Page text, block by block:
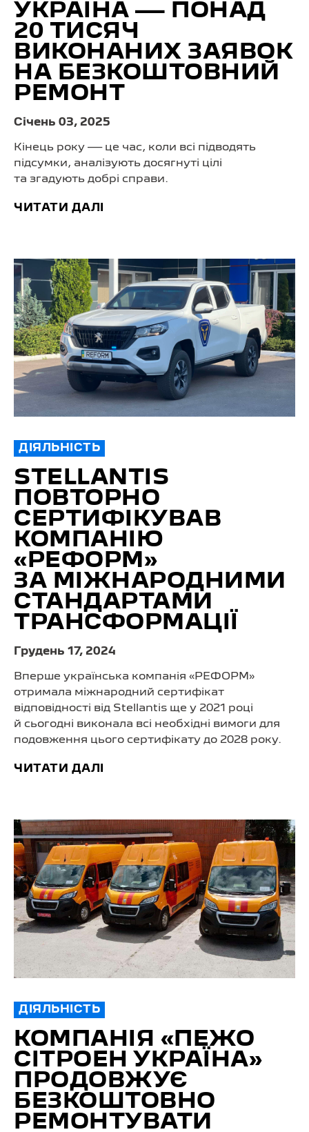
УКРАЇНА — ПОНАД
20 ТИСЯЧ
ВИКОНАНИХ ЗАЯВОК
НА БЕЗКОШТОВНИЙ
РЕМОНТ
Cічень 03, 2025
Кінець року — це час, коли всі підводять
підсумки, аналізують досягнуті цілі
та згадують добрі справи.
ЧИТАТИ ДАЛІ
ДІЯЛЬНІСТЬ
STELLANTIS
ПОВТОРНО
СЕРТИФІКУВАВ
КОМПАНІЮ
«РЕФОРМ»
ЗА МІЖНАРОДНИМИ
СТАНДАРТАМИ
ТРАНСФОРМАЦІЇ
Грудень 17, 2024
Вперше українська компанія «РЕФОРМ»
отримала міжнародний сертифікат
відповідності від Stellantis ще у 2021 році
й сьогодні виконала всі необхідні вимоги для
подовження цього сертифікату до 2028 року.
ЧИТАТИ ДАЛІ
ДІЯЛЬНІСТЬ
КОМПАНІЯ «ПЕЖО
СІТРОЕН УКРАЇНА»
ПРОДОВЖУЄ
БЕЗКОШТОВНО
РЕМОНТУВАТИ